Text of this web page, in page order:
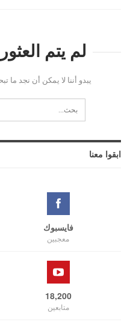
لم يتم
يبدو أننا لا يمكن أن نجد ما
ابقوا معنا
فايسبوك
معجبين
18,200
متابعين